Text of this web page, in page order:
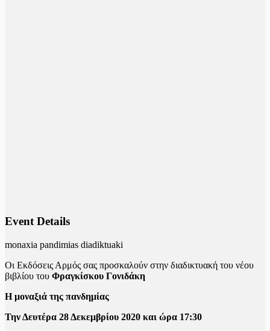
Event Details
monaxia pandimias diadiktuaki
Οι Εκδόσεις Αρμός σας προσκαλούν στην διαδικτυακή του νέου
βιβλίου του Φραγκίσκου Γονιδάκη
Η μοναξιά της πανδημίας
Την Δευτέρα 28 Δεκεμβρίου 2020 και ώρα 17:30